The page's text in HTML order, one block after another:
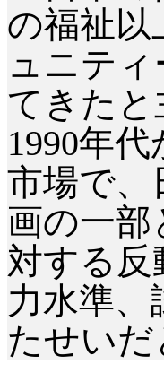
の福祉以
ュニテ
てきたと
1990年
市場で、
画の一
対する
力水準
たせいだ